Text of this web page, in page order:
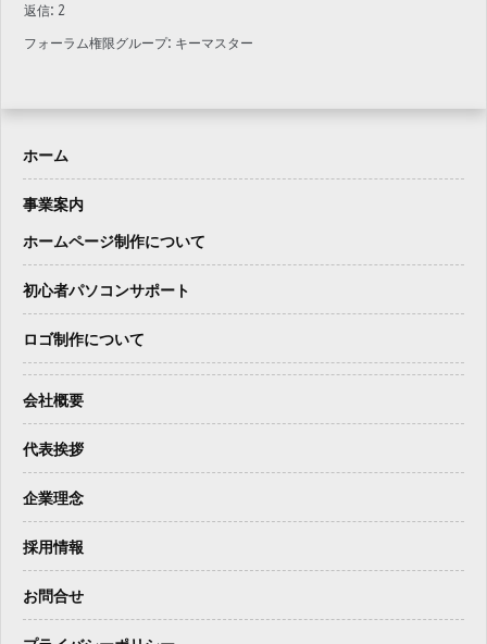
返信: 2
フォーラム権限グループ: キーマスター
ホーム
事業案内
ホームページ制作について
初心者パソコンサポート
ロゴ制作について
会社概要
代表挨拶
企業理念
採用情報
お問合せ